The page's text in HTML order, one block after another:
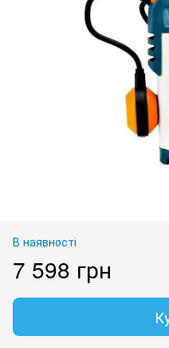
В наявності
7 598 грн